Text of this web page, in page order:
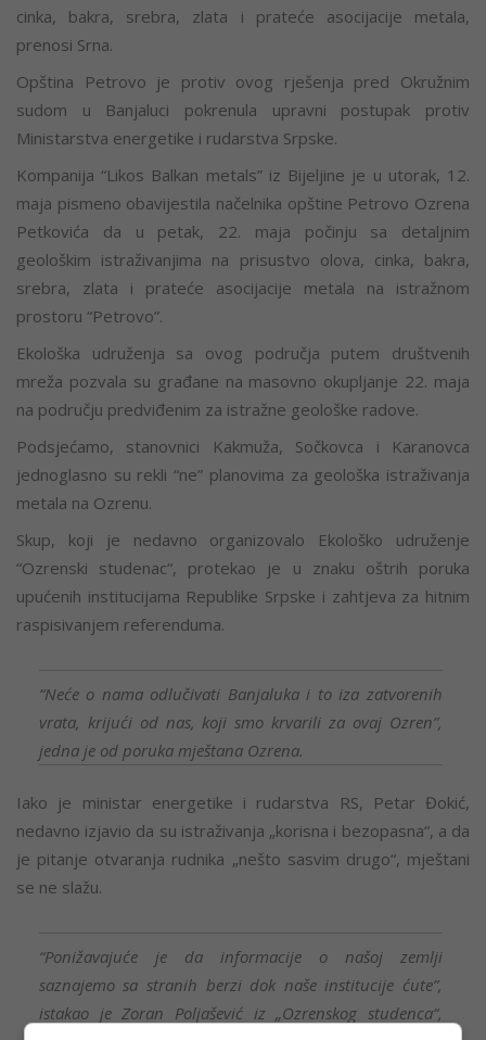
cinka, bakra, srebra, zlata i prateće asocijacije metala,
prenosi Srna.
Opština Petrovo je protiv ovog rješenja pred Okružnim
sudom u Banjaluci pokrenula upravni postupak protiv
Ministarstva energetike i rudarstva Srpske.
Kompanija “Likos Balkan metals” iz Bijeljine je u utorak, 12.
maja pismeno obavijestila načelnika opštine Petrovo Ozrena
Petkovića da u petak, 22. maja počinju sa detaljnim
geološkim istraživanjima na prisustvo olova, cinka, bakra,
srebra, zlata i prateće asocijacije metala na istražnom
prostoru “Petrovo”.
Ekološka udruženja sa ovog područja putem društvenih
mreža pozvala su građane na masovno okupljanje 22. maja
na području predviđenim za istražne geološke radove.
Podsjećamo, stanovnici Kakmuža, Sočkovca i Karanovca
jednoglasno su rekli “ne” planovima za geološka istraživanja
metala na Ozrenu.
Skup, koji je nedavno organizovalo Ekološko udruženje
“Ozrenski studenac“, protekao je u znaku oštrih poruka
upućenih institucijama Republike Srpske i zahtjeva za hitnim
raspisivanjem referenduma.
“Neće o nama odlučivati Banjaluka i to iza zatvorenih
vrata, krijući od nas, koji smo krvarili za ovaj Ozren”,
jedna je od poruka mještana Ozrena.
Iako je ministar energetike i rudarstva RS, Petar Đokić,
nedavno izjavio da su istraživanja „korisna i bezopasna“, a da
je pitanje otvaranja rudnika „nešto sasvim drugo“, mještani
se ne slažu.
“Ponižavajuće je da informacije o našoj zemlji
saznajemo sa stranih berzi dok naše institucije ćute”,
istakao je Zoran Poljašević iz „Ozrenskog studenca“,